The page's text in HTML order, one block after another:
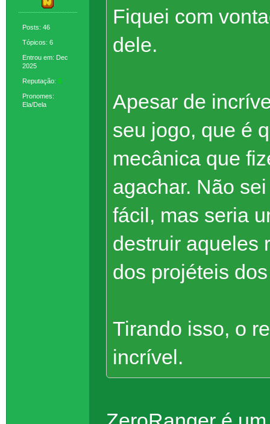
Posts: 46
Tópicos: 6
Entrou em: Dec
2025
Reputação: 5
Pronomes:
Ela/Dela
Fiquei com
dele.
Apesar de
seu jogo, que é
mecânica que
agachar. Não
fácil, mas seria
destruir aqueles
dos projéteis
Tirando isso, o
incrível.